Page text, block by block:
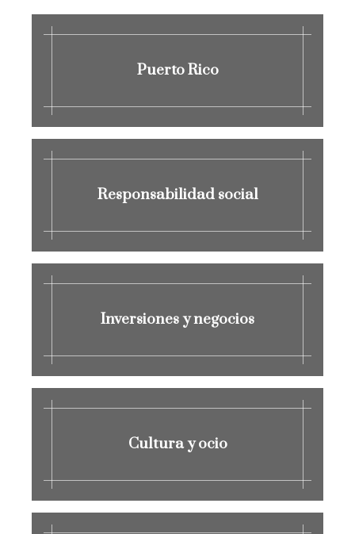
Puerto Rico
Responsabilidad social
Inversiones y negocios
Cultura y ocio